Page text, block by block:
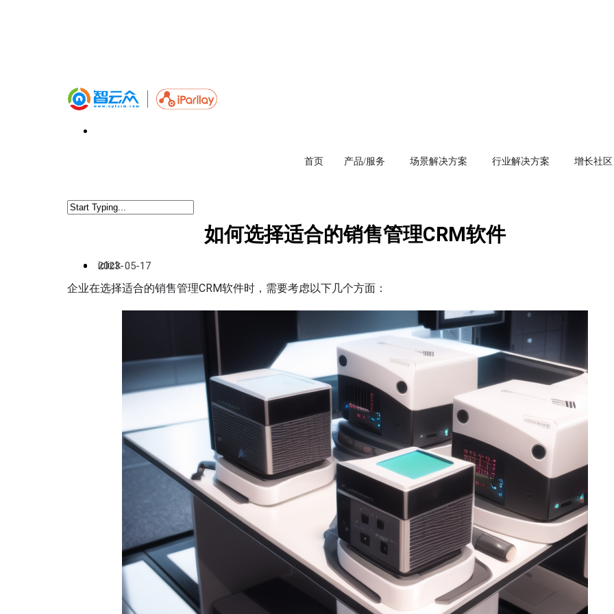
首页 产品/服务 场景解决方案 行业解决方案 增长社区
如何选择适合的销售管理CRM软件
iclick
2023-05-17
企业在选择适合的销售管理CRM软件时，需要考虑以下几个方面：